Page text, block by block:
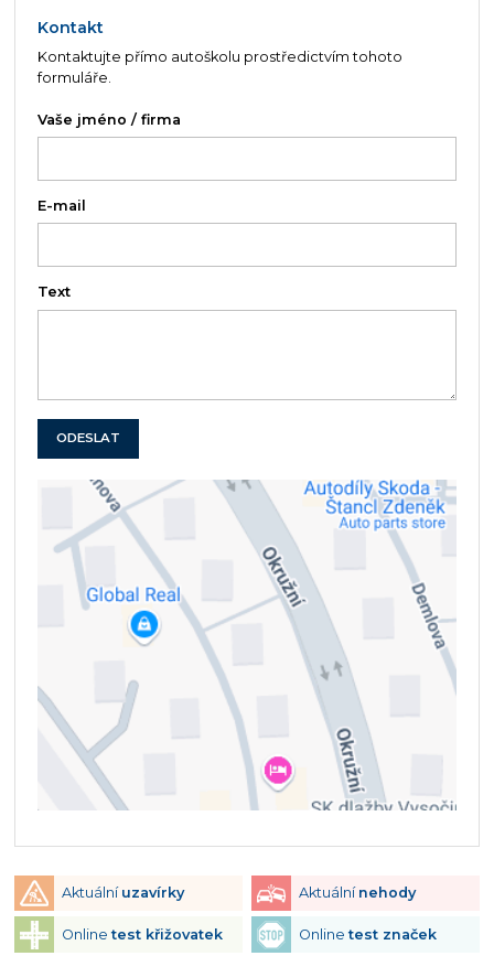
Kontakt
Kontaktujte přímo autoškolu prostředictvím tohoto
formuláře.
Vaše jméno / firma
E-mail
Text
ODESLAT
Aktuální uzavírky Aktuální nehody
Onlinetest křižovatek Onlinetest značek